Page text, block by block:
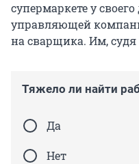
супермаркете у
управляющей
на сварщика. Им, судя
Тяжело ли найти
Да
Нет